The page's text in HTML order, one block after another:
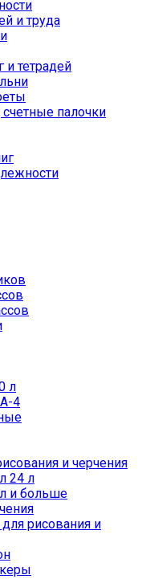
и труда
тетрадей
палочки
л
4
и черчения
24 л
и больше
рисования и